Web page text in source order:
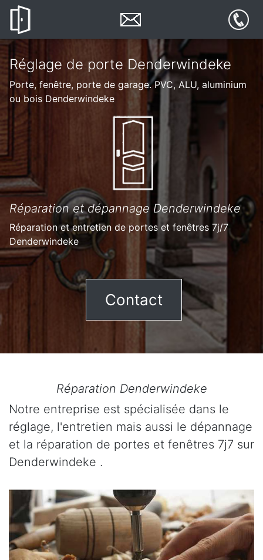
Réglage de porte Denderwindeke
Porte, fenêtre, porte de garage. PVC, ALU, aluminium
ou bois Denderwindeke
Réparation et dépannage Denderwindeke
Réparation et entretien de portes et fenêtres 7j/7
Denderwindeke
Contact
Réparation Denderwindeke
Notre entreprise est spécialisée dans le
réglage, l'entretien mais aussi le dépannage
et la réparation de portes et fenêtres 7j7 sur
Denderwindeke .